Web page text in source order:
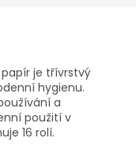
je třívrstvý
hygienu.
a
použití v
16 rolí.